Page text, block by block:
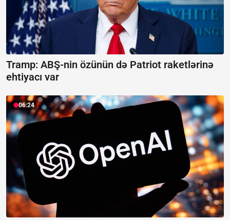
Tramp: ABŞ-nin özünün də Patriot raketlərinə
ehtiyacı var
06:24